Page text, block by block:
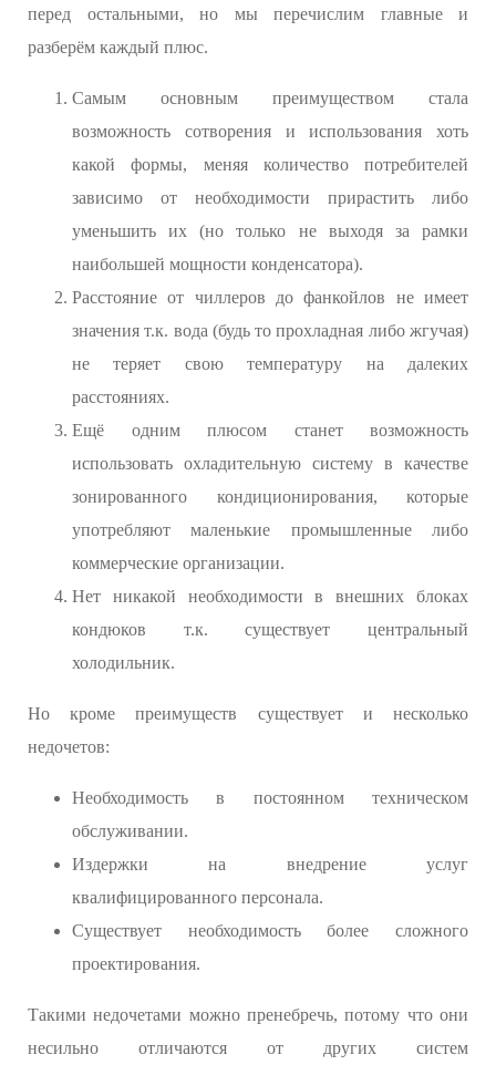
перед остальными, но мы перечислим главные и
разберём каждый плюс.
Самым основным преимуществом стала
возможность сотворения и использования хоть
какой формы, меняя количество потребителей
зависимо от необходимости прирастить либо
уменьшить их (но только не выходя за рамки
наибольшей мощности конденсатора).
Расстояние от чиллеров до фанкойлов не имеет
значения т.к. вода (будь то прохладная либо жгучая)
не теряет свою температуру на далеких
расстояниях.
Ещё одним плюсом станет возможность
использовать охладительную систему в качестве
зонированного кондиционирования, которые
употребляют маленькие промышленные либо
коммерческие организации.
Нет никакой необходимости в внешних блоках
кондюков т.к. существует центральный
холодильник.
Но кроме преимуществ существует и несколько
недочетов:
Необходимость в постоянном техническом
обслуживании.
Издержки на внедрение услуг
квалифицированного персонала.
Существует необходимость более сложного
проектирования.
Такими недочетами можно пренебречь, потому что они
несильно отличаются от других систем